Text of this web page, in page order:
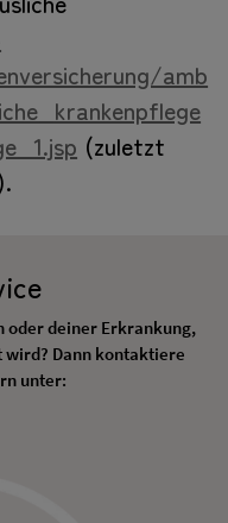
amb
(zuletzt
oder deiner Erkrankung,
Dann kontaktiere
unter: